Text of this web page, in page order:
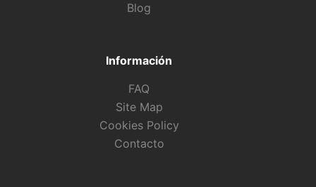
Blog
Información
FAQ
Site Map
Cookies Policy
Contacto